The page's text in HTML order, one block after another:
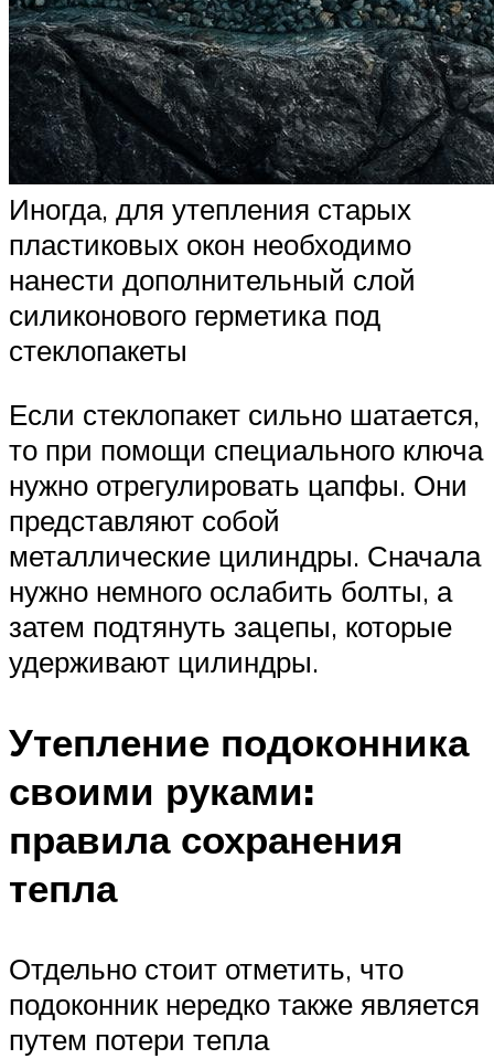
Иногда, для утепления старых
пластиковых окон необходимо
нанести дополнительный слой
силиконового герметика под
стеклопакеты
Если стеклопакет сильно шатается,
то при помощи специального ключа
нужно отрегулировать цапфы. Они
представляют собой
металлические цилиндры. Сначала
нужно немного ослабить болты, а
затем подтянуть зацепы, которые
удерживают цилиндры.
Утепление подоконника
своими руками:
правила сохранения
тепла
Отдельно стоит отметить, что
подоконник нередко также является
путем потери тепла